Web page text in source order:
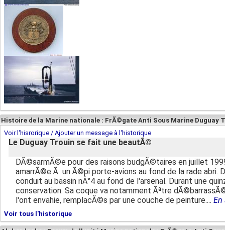
Histoire de la Marine nationale : FrÃ©gate Anti Sous Marine Duguay
Voir l'hisrorique / Ajouter un message à l'historique
Le Duguay Trouin se fait une beautÃ©
DÃ©sarmÃ©e pour des raisons budgÃ©taires en juillet
amarrÃ©e Ã un Ã©pi porte-avions au fond de la rade abri.
conduit au bassin nÂ°4 au fond de l'arsenal. Durant une
conservation. Sa coque va notamment Ãªtre
l'ont envahie, remplacÃ©s par une couche de peinture.... En
Voir tous l'historique